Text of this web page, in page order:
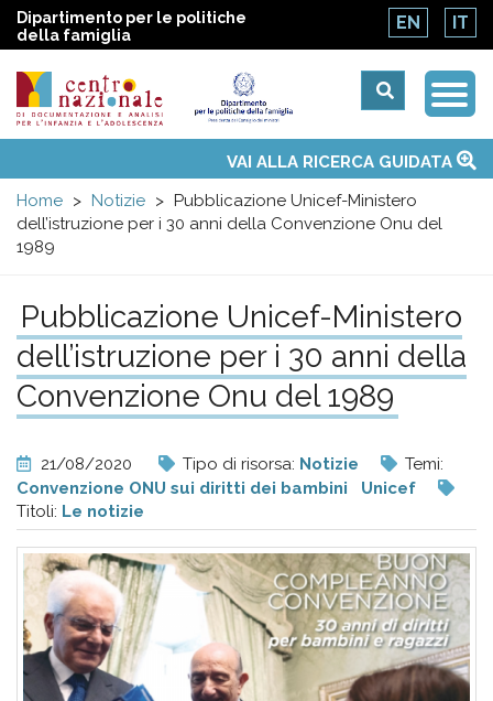
Dipartimento per le politiche
della famiglia
EN IT
Centro
nazionale
di
Documentazione
e
analisi
pr
l'infanzia
e
l'adolescenza
menu
Temi
Attività
Convenzione ONUVAI ALLA RICERCA GUIDATA
Home
Notizie
Pubblicazione Unicef-Ministero
dell’istruzione per i 30 anni della Convenzione Onu del
1989
Pubblicazione Unicef-Ministero
dell’istruzione per i 30 anni della
Convenzione Onu del 1989
21/08/2020 Tipo di risorsa: Notizie
Temi:
Convenzione ONU sui diritti dei bambini
Unicef
Titoli: Le notizie